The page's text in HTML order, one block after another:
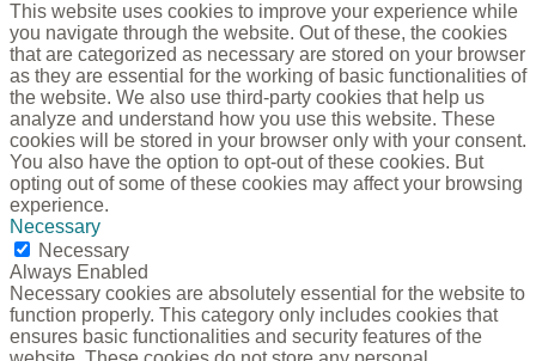
This website uses cookies to improve your experience while
you navigate through the website. Out of these, the cookies
that are categorized as necessary are stored on your browser
as they are essential for the working of basic functionalities of
the website. We also use third-party cookies that help us
analyze and understand how you use this website. These
cookies will be stored in your browser only with your consent.
You also have the option to opt-out of these cookies. But
opting out of some of these cookies may affect your browsing
experience.
Necessary
Necessary
Always Enabled
Necessary cookies are absolutely essential for the website to
function properly. This category only includes cookies that
ensures basic functionalities and security features of the